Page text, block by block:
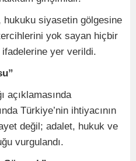
siyasetin gölgesine
yok sayan hiçbir
ifadelerine yer verildi.
açıklamasında
Türkiye’nin ihtiyacının
değil; adalet, hukuk ve
vurgulandı.